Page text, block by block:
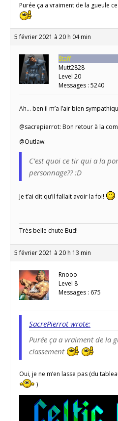
Purée ça a vraiment de la gueule
5 février 2021 à 20 h 04 min
Staff
Mutt2828
Level 20
Messages : 5240
Ah… ben il m’a l’air bien
@sacrepierrot: Bon retour à la
@Outlaw:
C’est quoi ce tir qui a la
personnage?? :D
Je t’ai dit qu’il fallait avoir la foi!
Très belle chute Bud!
5 février 2021 à 20 h 13 min
Rnooo
Level 8
Messages : 675
SacrePierrot wrote:
Purée ça a vraiment de la
classement
Oui, je ne m’en lasse pas (du
)